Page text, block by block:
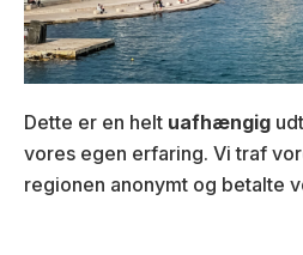
Dette er en helt uafhængig
vores egen erfaring. Vi traf
regionen anonymt og betalte